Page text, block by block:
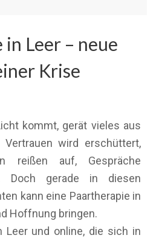
Leer – neue
Krise
kommt, gerät vieles aus
Vertrauen wird erschüttert,
reißen auf, Gespräche
Doch gerade in diesen
kann eine Paartherapie in
Hoffnung bringen.
Leer und online, die sich in